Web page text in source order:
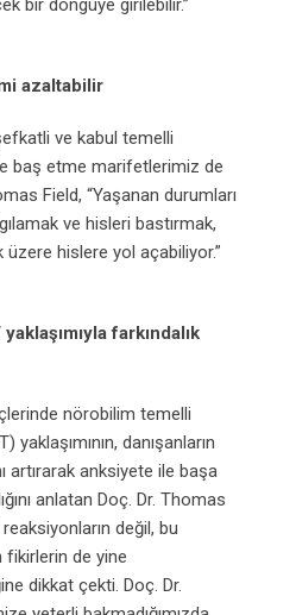
bir döngüye girilebilir.”
azaltabilir
ve kabul temelli
baş etme marifetlerimiz de
Field, “Yaşanan durumları
ve hisleri bastırmak,
hislere yol açabiliyor.”
farkındalık
nörobilim temelli
danışanların
artırarak anksiyete ile başa
anlatan Doç. Dr. Thomas
değil, bu
fikirlerin de yine
dikkat çekti. Doç. Dr.